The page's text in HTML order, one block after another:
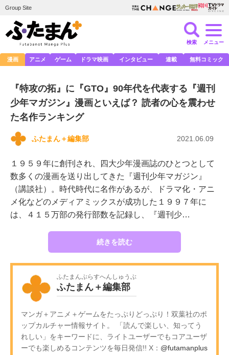
Group Site
検索 メニュー
漫画 アニメ ゲーム ドラマ映画 インタビュー 連載 無料コミック
『特攻の拓』に『GTO』90年代を代表する『週刊
少年マガジン』漫画といえば？ 読者の心を震わせ
た名作ランキング
ふたまん＋編集部 2021.06.09
１９５９年に創刊され、四大少年漫画誌のひとつとして
数多くの漫画を送り出してきた『週刊少年マガジン』
（講談社）。時代時代に名作があるが、ドラマ化・アニ
メ化などのメディアミックスが成功した１９９７年に
は、４１５万部の発行部数を記録し、『週刊少…
続きを読む
ふたまんぷらすへんしゅうぶ
ふたまん＋編集部
マンガ＋アニメ＋ゲームをたっぷりどっぷり！双葉社のポ
ップカルチャー情報サイト。 「読んで楽しい、知ってう
れしい」をキーワードに、ライトユーザーでもコアユーザ
ーでも楽しめるコンテンツを毎日発信!! X： @futamanplus